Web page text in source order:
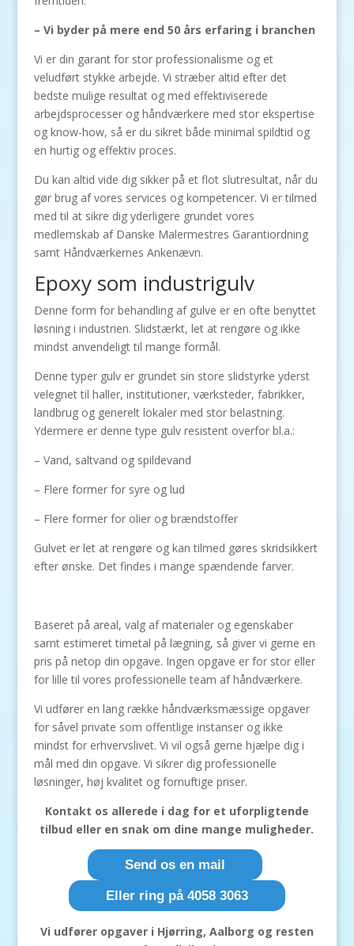
– Vi byder på mere end 50 års erfaring i branchen
Vi er din garant for stor professionalisme og et
veludført stykke arbejde. Vi stræber altid efter det
bedste mulige resultat og med effektiviserede
arbejdsprocesser og håndværkere med stor ekspertise
og know-how, så er du sikret både minimal spildtid og
en hurtig og effektiv proces.
Du kan altid vide dig sikker på et flot slutresultat, når du
gør brug af vores services og kompetencer. Vi er tilmed
med til at sikre dig yderligere grundet vores
medlemskab af Danske Malermestres Garantiordning
samt Håndværkernes Ankenævn.
Epoxy som industrigulv
Denne form for behandling af gulve er en ofte benyttet
løsning i industrien. Slidstærkt, let at rengøre og ikke
mindst anvendeligt til mange formål.
Denne typer gulv er grundet sin store slidstyrke yderst
velegnet til haller, institutioner, værksteder, fabrikker,
landbrug og generelt lokaler med stor belastning.
Ydermere er denne type gulv resistent overfor bl.a.:
– Vand, saltvand og spildevand
– Flere former for syre og lud
– Flere former for olier og brændstoffer
Gulvet er let at rengøre og kan tilmed gøres skridsikkert
efter ønske. Det findes i mange spændende farver.
Baseret på areal, valg af materialer og egenskaber
samt estimeret timetal på lægning, så giver vi gerne en
pris på netop din opgave. Ingen opgave er for stor eller
for lille til vores professionelle team af håndværkere.
Vi udfører en lang række håndværksmæssige opgaver
for såvel private som offentlige instanser og ikke
mindst for erhvervslivet. Vi vil også gerne hjælpe dig i
mål med din opgave. Vi sikrer dig professionelle
løsninger, høj kvalitet og fornuftige priser.
Kontakt os allerede i dag for et uforpligtende
tilbud eller en snak om dine mange muligheder.
Send os en mail
Eller ring på 4058 3063
Vi udfører opgaver i Hjørring, Aalborg og resten